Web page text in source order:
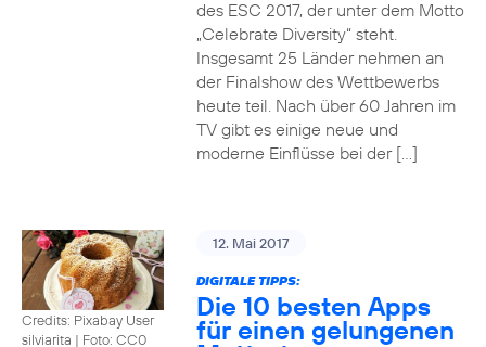
des ESC 2017, der unter dem Motto
„Celebrate Diversity“ steht.
Insgesamt 25 Länder nehmen an
der Finalshow des Wettbewerbs
heute teil. Nach über 60 Jahren im
TV gibt es einige neue und
moderne Einflüsse bei der […]
Credits: Pixabay User
silviarita | Foto: CC0
12. Mai 2017
DIGITALE TIPPS:
Die 10 besten Apps
für einen gelungenen